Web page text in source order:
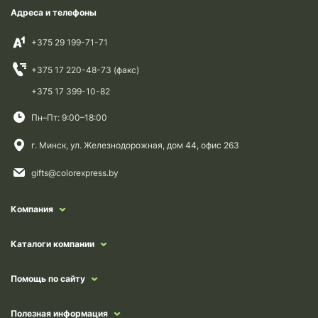
Адреса и телефоны
+375 29 199-71-71
+375 17 220-48-73 (факс)
+375 17 399-10-82
Пн–Пт: 9:00–18:00
г. Минск, ул. Железнодорожная, дом 44, офис 263
gifts@colorexpress.by
Компания
Каталоги компании
Помощь по сайту
Полезная информация